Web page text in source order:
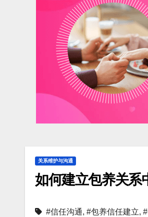
关系维护与沟通
如何建立包养关系
#信任沟通, #包养信任建立,